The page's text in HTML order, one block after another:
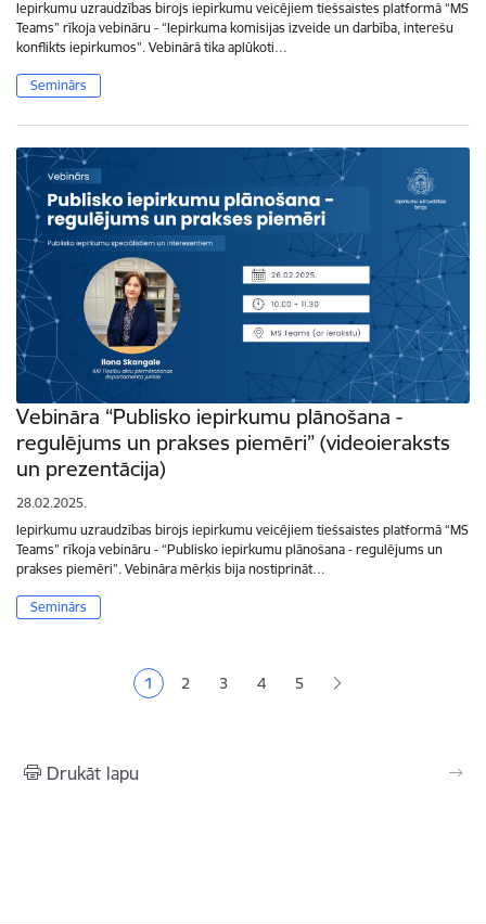
Iepirkumu uzraudzības birojs iepirkumu veicējiem tiešsaistes platformā “MS
Teams” rīkoja vebināru - “Iepirkuma komisijas izveide un darbība, interešu
konflikts iepirkumos". Vebinārā tika aplūkoti…
Seminārs
Vebināra “Publisko iepirkumu plānošana -
regulējums un prakses piemēri” (videoieraksts
un prezentācija)
28.02.2025.
Iepirkumu uzraudzības birojs iepirkumu veicējiem tiešsaistes platformā “MS
Teams” rīkoja vebināru - “Publisko iepirkumu plānošana - regulējums un
prakses piemēri”. Vebināra mērķis bija nostiprināt…
Seminārs
Pašreizējā lapa
1 Lapa
2 Lapa
3 Lapa
4 Lapa
5
Drukāt lapu